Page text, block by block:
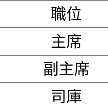
職位
主席
副主席
司庫